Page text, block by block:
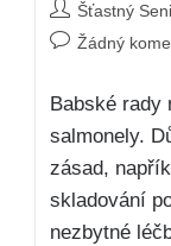
Šťastný
Žádný
Babské rady
salmonely.
zásad,
skladování
nezbytné